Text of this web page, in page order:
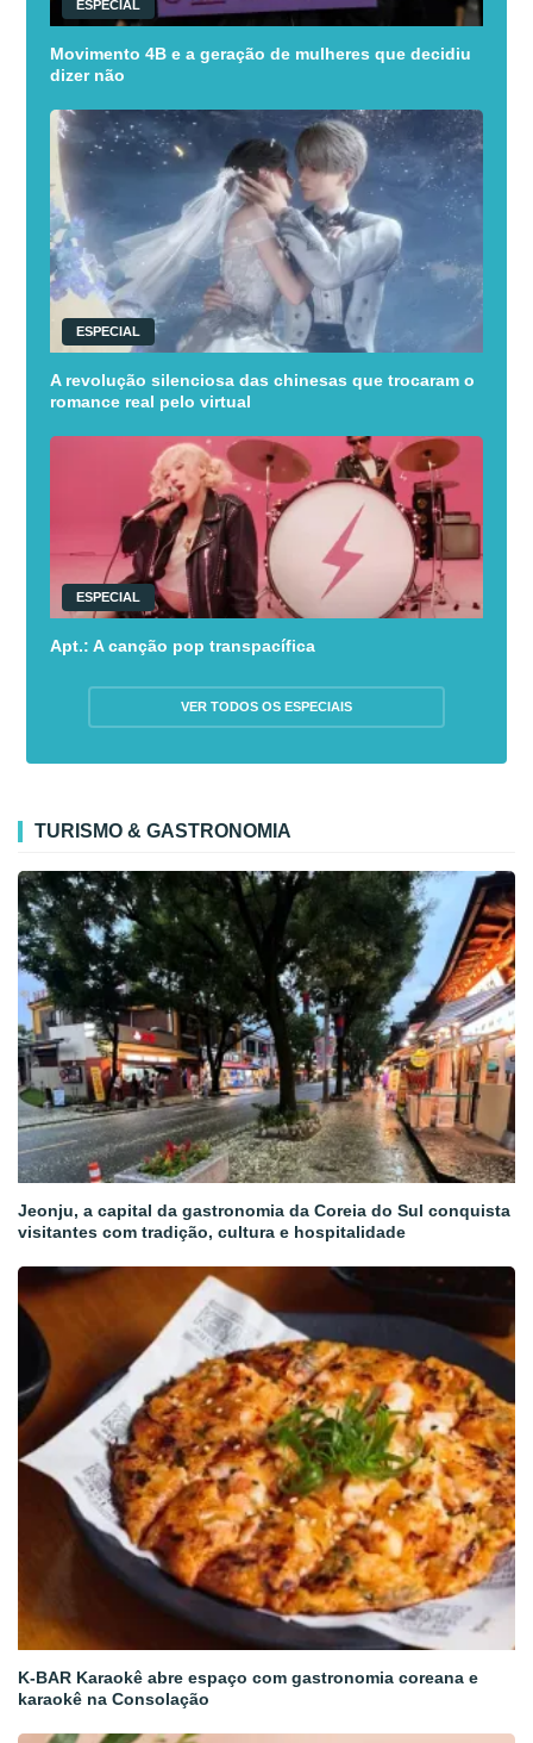
ESPECIAL
Movimento 4B e a geração de mulheres que decidiu
dizer não
ESPECIAL
A revolução silenciosa das chinesas que trocaram o
romance real pelo virtual
ESPECIAL
Apt.: A canção pop transpacífica
VER TODOS OS ESPECIAIS
TURISMO & GASTRONOMIA
Jeonju, a capital da gastronomia da Coreia do Sul conquista
visitantes com tradição, cultura e hospitalidade
K-BAR Karaokê abre espaço com gastronomia coreana e
karaokê na Consolação